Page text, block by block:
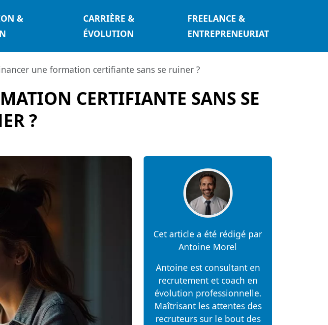
&
CARRIÈRE &
ÉVOLUTION
FREELANCE &
ENTREPRENEURIAT
une formation certifiante sans se ruiner ?
CERTIFIANTE SANS SE
?
Cet article a été rédigé par
Antoine Morel
Antoine est consultant en
recrutement et coach en
évolution professionnelle.
Maîtrisant les attentes des
recruteurs sur le bout des